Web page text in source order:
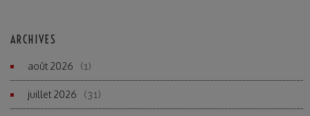
ARCHIVES
août 2026 (1)
juillet 2026 (31)